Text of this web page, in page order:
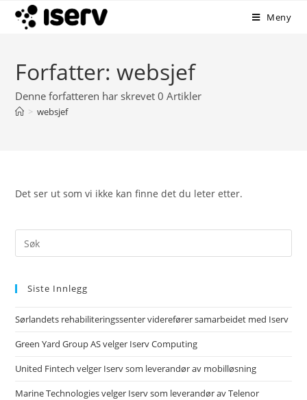
Meny
Forfatter:websjef
Denne forfatteren har skrevet 0 Artikler
> websjef
Det ser ut som vi ikke kan finne det du leter etter.
Siste Innlegg
Sørlandets rehabiliteringssenter viderefører samarbeidet med Iserv
Green Yard Group AS velger Iserv Computing
United Fintech velger Iserv som leverandør av mobilløsning
Marine Technologies velger Iserv som leverandør av Telenor